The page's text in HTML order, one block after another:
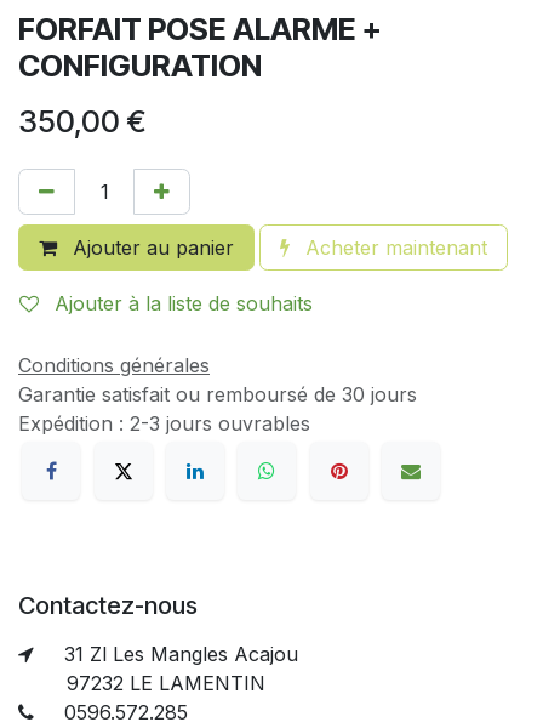
FORFAIT POSE ALARME +
CONFIGURATION
350,00 €
Ajouter au panier Acheter maintenant
Ajouter à la liste de souhaits
Conditions générales
Garantie satisfait ou remboursé de 30 jours
Expédition : 2-3 jours ouvrables
Contactez-nous
31 Zl Les Mangles Acajou
97232 LE LAMENTIN
0596.572.285